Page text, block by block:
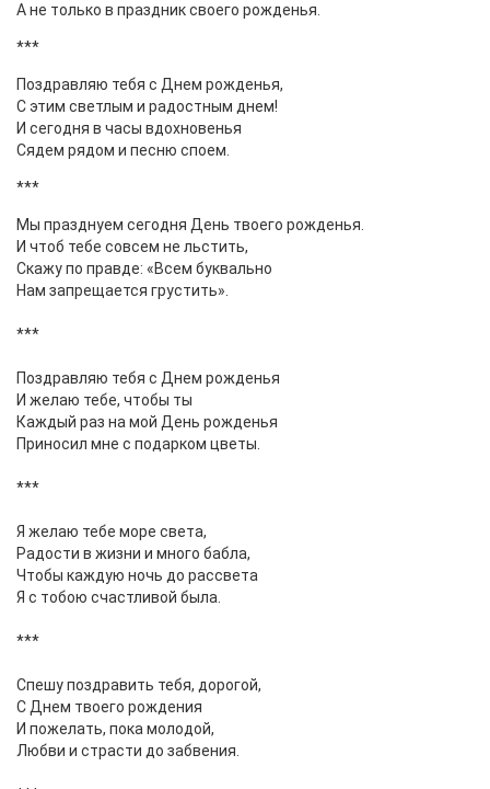
А не только в праздник своего рожденья.
***
Поздравляю тебя с Днем рожденья,
С этим светлым и радостным днем!
И сегодня в часы вдохновенья
Сядем рядом и песню споем.
***
Мы празднуем сегодня День твоего рожденья.
И чтоб тебе совсем не льстить,
Скажу по правде: «Всем буквально
Нам запрещается грустить».
***
Поздравляю тебя с Днем рожденья
И желаю тебе, чтобы ты
Каждый раз на мой День рожденья
Приносил мне с подарком цветы.
***
Я желаю тебе море света,
Радости в жизни и много бабла,
Чтобы каждую ночь до рассвета
Я с тобою счастливой была.
***
Спешу поздравить тебя, дорогой,
С Днем твоего рождения
И пожелать, пока молодой,
Любви и страсти до забвения.